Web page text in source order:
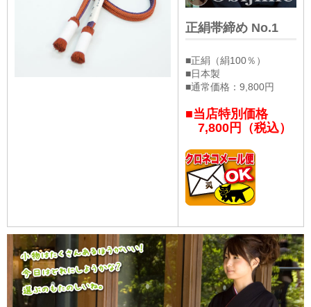
正絹帯締め No.1
■正絹（絹100％）
■日本製
■通常価格：9,800円
■当店特別価格
7,800円（税込）